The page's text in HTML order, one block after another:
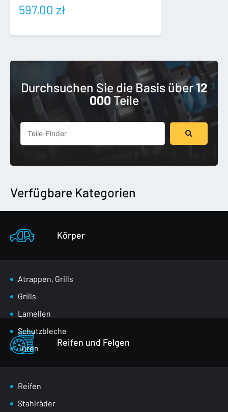
597,00 zł
Durchsuchen Sie die Basis über12
000 Teile
Suchen
Verfügbare Kategorien
Körper
Atrappen, Grills
Grills
Lamellen
Schutzbleche
Türen
Spiegel
Masken
Reifen und Felgen
Reifen
Stahlräder